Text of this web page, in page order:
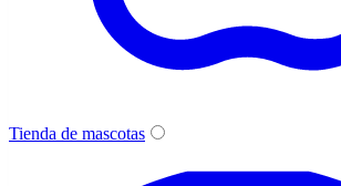
Tienda de mascotas